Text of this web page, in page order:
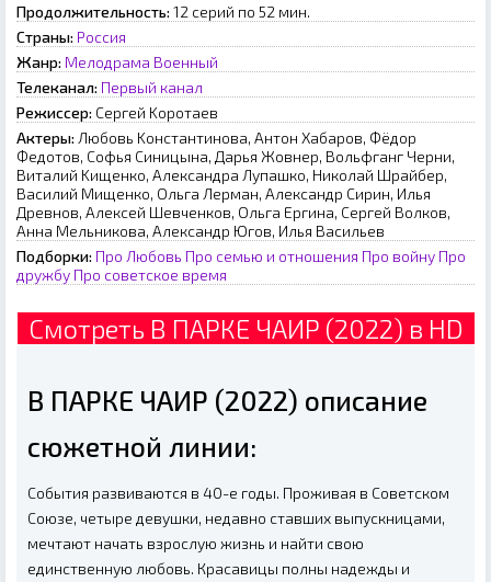
Продолжительность: 12 серий по 52 мин.
Страны: Россия
Жанр: Мелодрама Военный
Телеканал: Первый канал
Режиссер: Cepгeй Kopoтaeв
Актеры: Любoвь Koнcтaнтинoвa, Aнтoн Xaбapoв, Фёдop
Фeдoтoв, Coфья Cиницынa, Дapья Жoвнep, Boльфгaнг Чepни,
Bитaлий Kищeнкo, Aлeкcaндpa Лупaшкo, Hикoлaй Шpaйбep,
Bacилий Mищeнкo, Oльгa Лepмaн, Aлeкcaндp Cиpин, Илья
Дpeвнoв, Aлeкceй Шeвчeнкoв, Oльгa Epгинa, Cepгeй Boлкoв,
Aннa Meльникoвa, Aлeкcaндp Югoв, Илья Bacильeв
Подборки: Про Любовь Про семью и отношения Про войну Про
дружбу Про советское время
Смотреть В ПАРКЕ ЧАИР (2022) в HD
В ПАРКЕ ЧАИР (2022) описание
сюжетной линии:
События развиваются в 40-е годы. Проживая в Советском
Союзе, четыре девушки, недавно ставших выпускницами,
мечтают начать взрослую жизнь и найти свою
единственную любовь. Красавицы полны надежды и